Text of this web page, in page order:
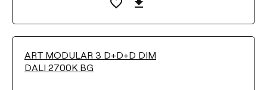
ART MODULAR 3 D+D+D DIM
DALI 2700K BG